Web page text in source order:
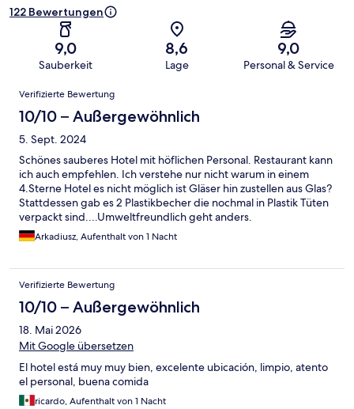
122 Bewertungen
9,0
Sauberkeit
8,6
Lage
9,0
Personal & Service
Bewertungen
Verifizierte Bewertung
10/10 – Außergewöhnlich
5. Sept. 2024
Schönes sauberes Hotel mit höflichen Personal. Restaurant kann
ich auch empfehlen. Ich verstehe nur nicht warum in einem
4.Sterne Hotel es nicht möglich ist Gläser hin zustellen aus Glas?
Stattdessen gab es 2 Plastikbecher die nochmal in Plastik Tüten
verpackt sind....Umweltfreundlich geht anders.
Arkadiusz, Aufenthalt von 1 Nacht
Verifizierte Bewertung
10/10 – Außergewöhnlich
18. Mai 2026
Mit Google übersetzen
El hotel está muy muy bien, excelente ubicación, limpio, atento
el personal, buena comida
ricardo, Aufenthalt von 1 Nacht